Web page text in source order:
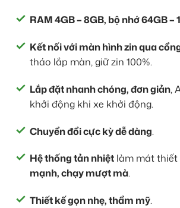
RAM 4GB – 8GB, bộ nhớ 64GB –
Kết nối với màn hình zin qua
tháo lắp màn, giữ zin 100%.
Lắp đặt nhanh chóng, đơn giản,
khởi động khi xe khởi động.
Chuyển đổi cực kỳ dễ dàng.
Hệ thống tản nhiệt làm mát thiết
mạnh, chạy mượt mà.
Thiết kế gọn nhẹ, thẩm mỹ.